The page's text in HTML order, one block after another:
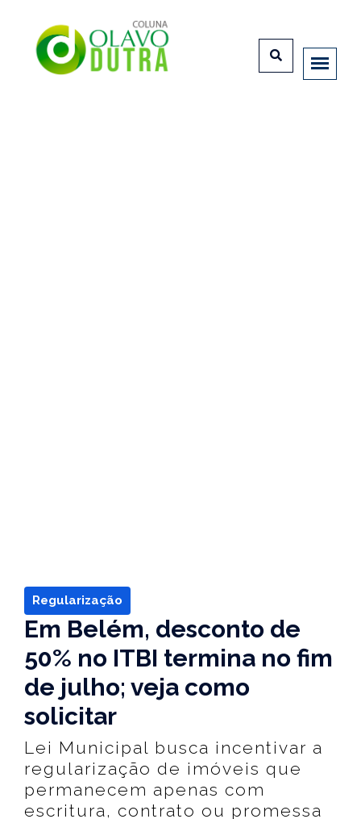
Regularização
Em Belém, desconto de
50% no ITBI termina no fim
de julho; veja como
solicitar
Lei Municipal busca incentivar a
regularização de imóveis que
permanecem apenas com
escritura, contrato ou promessa